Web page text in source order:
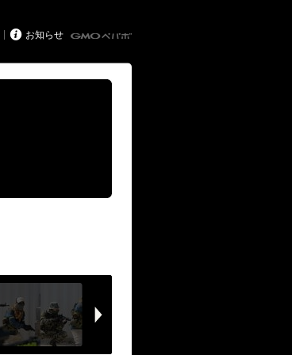
 お知らせ